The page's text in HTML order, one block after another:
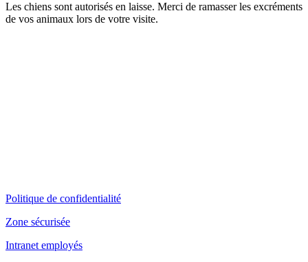
Les chiens sont autorisés en laisse. Merci de ramasser les excréments
de vos animaux lors de votre visite.
Politique de confidentialité
Zone sécurisée
Intranet employés